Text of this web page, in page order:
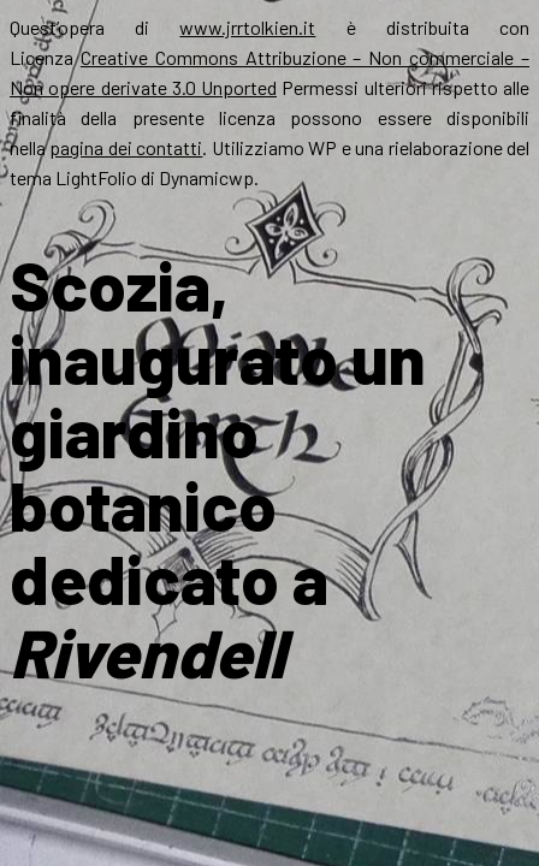
Quest’opera diwww.jrrtolkien.it è distribuita con
LicenzaCreative Commons Attribuzione – Non commerciale –
Non opere derivate 3.0 Unported Permessi ulteriori rispetto alle
finalità della presente licenza possono essere disponibili
nellapagina dei contatti. Utilizziamo WP e una rielaborazione del
tema LightFolio di Dynamicwp.
Scozia,
inaugurato un
giardino
botanico
dedicato a
Rivendell